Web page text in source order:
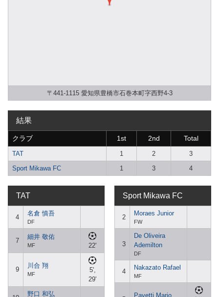
〒441-1115 愛知県豊橋市石巻本町字西野4-3
結果
クラブ 1st 2nd Total
TAT 1 2
3
Sport Mikawa FC
1 3 4
TAT
4
名倉 慎吾
DF
7
細井 敬佑
MF 22'
9
川合 翔
MF
5',
29'
野口 和弘
Sport Mikawa FC
2
Moraes Junior
FW
3
De Oliveira
Ademilton
DF
4
Nakazato Rafael
MF
Pavetti Mario